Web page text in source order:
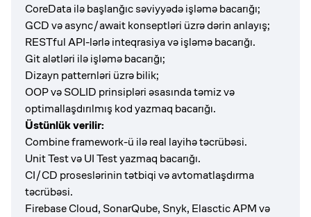
CoreData ilə başlanğıc səviyyədə işləmə bacarığı;
GCD və async/await konseptləri üzrə dərin anlayış;
RESTful API-lərlə inteqrasiya və işləmə bacarığı.
Git alətləri ilə işləmə bacarığı;
Dizayn patternləri üzrə bilik;
OOP və SOLID prinsipləri əsasında təmiz və
optimallaşdırılmış kod yazmaq bacarığı.
Üstünlük verilir:
Combine framework-ü ilə real layihə təcrübəsi.
Unit Test və UI Test yazmaq bacarığı.
CI/CD proseslərinin tətbiqi və avtomatlaşdırma
təcrübəsi.
Firebase Cloud, SonarQube, Snyk, Elasctic APM və